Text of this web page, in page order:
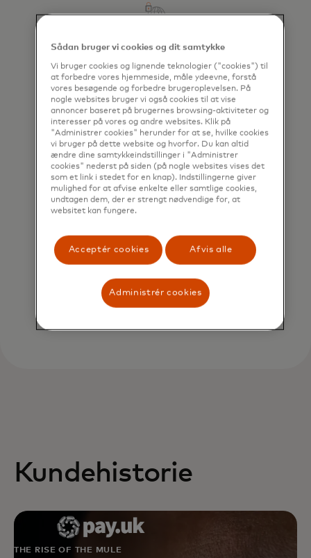
Muldyrsrisiko
Identificér og luk skjulte muldyrskonti med
avanceret overvågning og afsløring.
Bekræft kontonavn
Validér betalingsanmodninger i realtid med
vores datadrevne system til
sandsynlighedsvurdering.
Kundehistorie
THE RISE OF THE MULE
Sådan bruger vi cookies og dit samtykke
Vi bruger cookies og lignende teknologier ("cookies") til
at forbedre vores hjemmeside, måle ydeevne, forstå
vores besøgende og forbedre brugeroplevelsen. På
nogle websites bruger vi også cookies til at vise
annoncer baseret på brugernes browsing-aktiviteter og
interesser på vores og andre websites. Klik på
"Administrer cookies" herunder for at se, hvilke cookies
vi bruger på dette website og hvorfor. Du kan altid
ændre dine samtykkeindstillinger i "Administrer
cookies" nederst på siden (på nogle websites vises det
som et link i stedet for en knap). Indstillingerne giver
mulighed for at afvise enkelte eller samtlige cookies,
undtagen dem, der er strengt nødvendige for, at
websitet kan fungere.
Acceptér cookies Afvis alle
Administrér cookies